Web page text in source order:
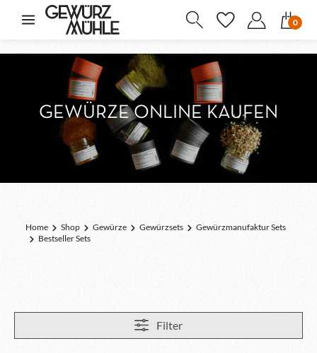
springen
0
GEWÜRZE ONLINE KAUFEN
Home Shop Gewürze Gewürzsets
Gewürzmanufaktur Sets
Bestseller Sets
Filter